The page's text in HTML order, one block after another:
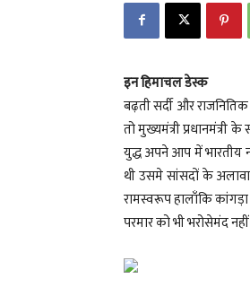
इन हिमाचल डेस्क
बढ़ती सर्दी और
तो मुख्यमंत्री
युद्ध अपने आप में भारतीय
थी उसमे सांसदों के
रामस्वरूप हालाँकि
परमार को भी भरोसेमंद